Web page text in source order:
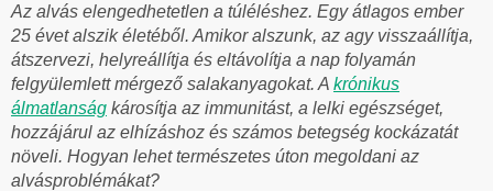
Az alvás elengedhetetlen a túléléshez. Egy átlagos ember
25 évet alszik életéből. Amikor alszunk, az agy visszaállítja,
átszervezi, helyreállítja és eltávolítja a nap folyamán
felgyülemlett mérgező salakanyagokat. A krónikus
álmatlanság károsítja az immunitást, a lelki egészséget,
hozzájárul az elhízáshoz és számos betegség kockázatát
növeli. Hogyan lehet természetes úton megoldani az
alvásproblémákat?